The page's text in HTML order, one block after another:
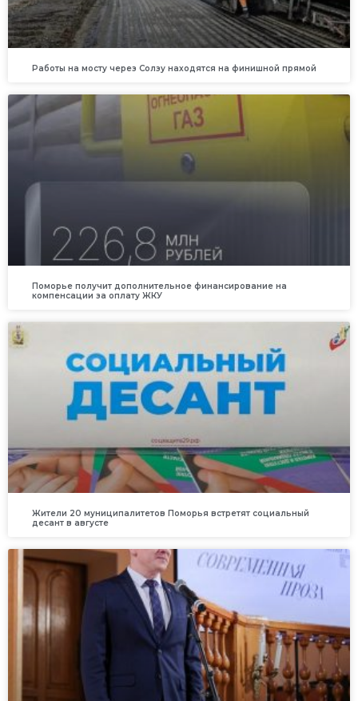
Работы на мосту через Солзу находятся на финишной прямой
Поморье получит дополнительное финансирование на
компенсации за оплату ЖКУ
Жители 20 муниципалитетов Поморья встретят социальный
десант в августе